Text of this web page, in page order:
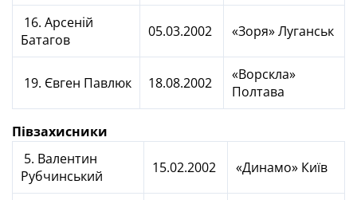
16. Арсеній
Батагов
05.03.2002 «Зоря» Луганськ
19. Євген Павлюк 18.08.2002
«Ворскла»
Полтава
Півзахисники
5. Валентин
Рубчинський
15.02.2002 «Динамо» Київ